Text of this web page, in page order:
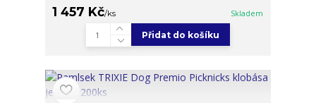
1 457 Kč/ks Skladem
Přidat do košíku